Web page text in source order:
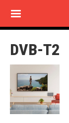
main
DVB-T2